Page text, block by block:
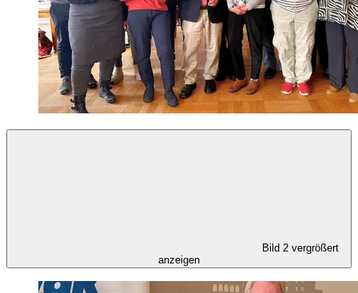
Bild 2 vergrößert
anzeigen